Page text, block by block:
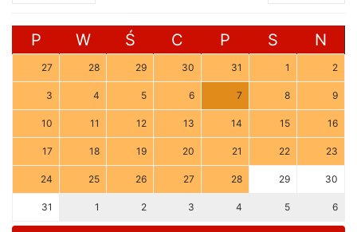
P W Ś C P S N
27 28 29 30 31 1 2
3 4 5 6 7 8 9
10 11 12 13 14 15 16
17 18 19 20 21 22 23
24 25 26 27 28 29 30
31 1 2 3 4 5 6